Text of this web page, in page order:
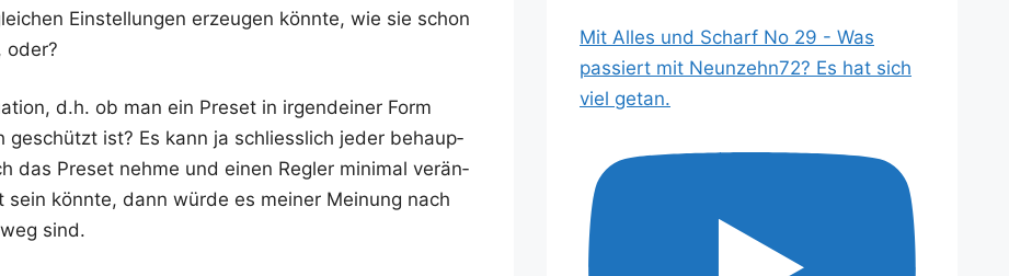
Ein­stel­lun­gen erzeu­gen könn­te, wie sie schon
oder?
d.h. ob man ein Pre­set in irgend­ei­ner Form
ist? Es kann ja schliess­lich jeder behaup­
das Pre­set neh­me und einen Reg­ler mini­mal ver­än­
könn­te, dann wür­de es mei­ner Mei­nung nach
sind.
Mit Alles und Scharf No 29 - Was
passiert mit Neunzehn72? Es hat sich
viel getan.